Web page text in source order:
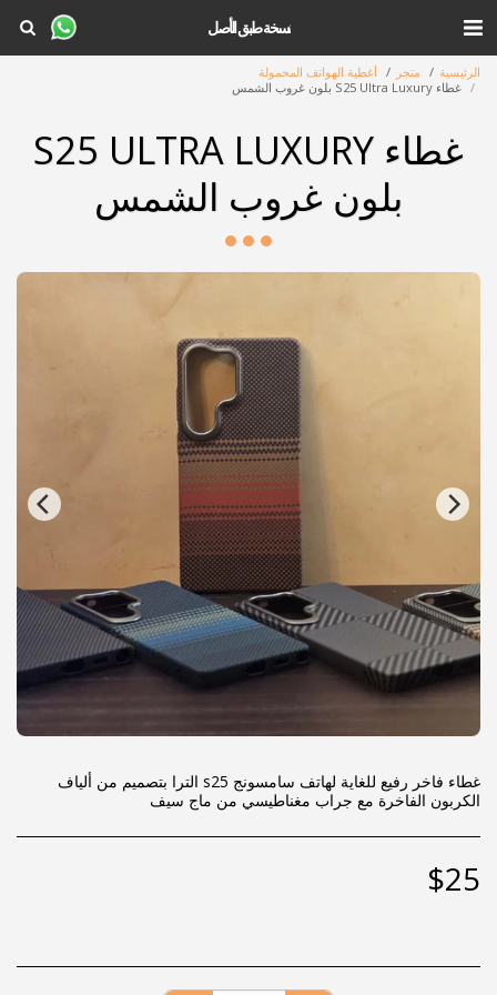
نسخة طبق الأصل
الرئيسية متجر
أغطية الهواتف المحمولة
غطاء S25 Ultra Luxury بلون غروب الشمس
غطاء S25 ULTRA LUXURY
بلون غروب الشمس
غطاء فاخر رفيع للغاية لهاتف سامسونج s25 الترا بتصميم من ألياف
الكربون الفاخرة مع جراب مغناطيسي من ماج سيف
$25